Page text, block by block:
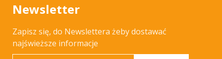
Newsletter
Zapisz się, do Newslettera żeby dostawać
najświeższe informacje